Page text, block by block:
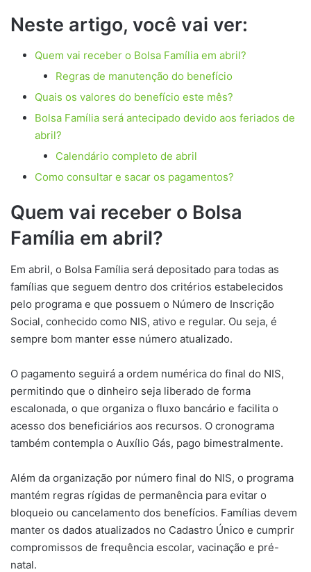
Neste artigo, você vai ver:
Quem vai receber o Bolsa Família em abril?
Regras de manutenção do benefício
Quais os valores do benefício este mês?
Bolsa Família será antecipado devido aos feriados de
abril?
Calendário completo de abril
Como consultar e sacar os pagamentos?
Quem vai receber o Bolsa
Família em abril?
Em abril, o Bolsa Família será depositado para todas as
famílias que seguem dentro dos critérios estabelecidos
pelo programa e que possuem o Número de Inscrição
Social, conhecido como NIS, ativo e regular. Ou seja, é
sempre bom manter esse número atualizado.
O pagamento seguirá a ordem numérica do final do NIS,
permitindo que o dinheiro seja liberado de forma
escalonada, o que organiza o fluxo bancário e facilita o
acesso dos beneficiários aos recursos. O cronograma
também contempla o Auxílio Gás, pago bimestralmente.
Além da organização por número final do NIS, o programa
mantém regras rígidas de permanência para evitar o
bloqueio ou cancelamento dos benefícios. Famílias devem
manter os dados atualizados no Cadastro Único e cumprir
compromissos de frequência escolar, vacinação e pré-
natal.